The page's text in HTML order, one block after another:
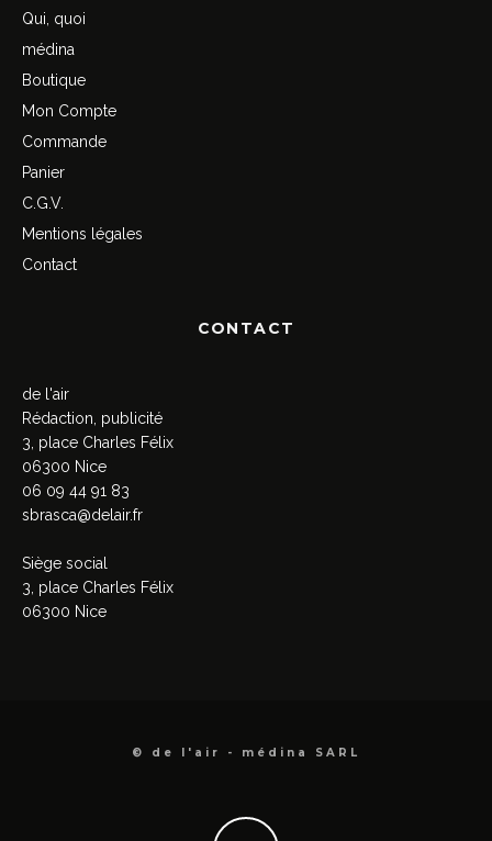
Qui, quoi
médina
Boutique
Mon Compte
Commande
Panier
C.G.V.
Mentions légales
Contact
CONTACT
de l'air
Rédaction, publicité
3, place Charles Félix
06300 Nice
06 09 44 91 83
sbrasca@delair.fr
Siège social
3, place Charles Félix
06300 Nice
© de l'air - médina SARL